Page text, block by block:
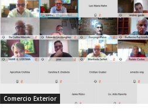
Comercio Exterior